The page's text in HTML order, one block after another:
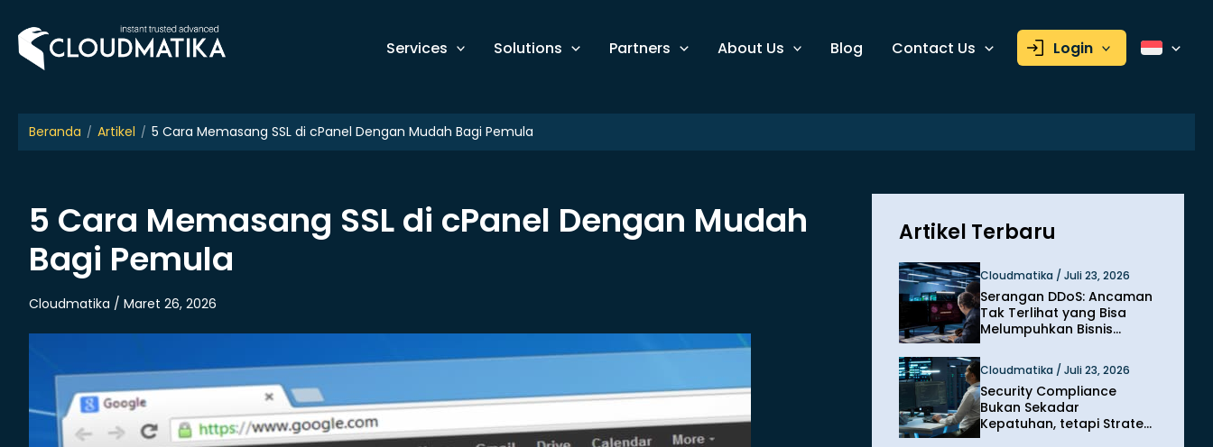
content
Services Solutions Partners About Us Blog Contact Us Login
Beranda Artikel 5 Cara Memasang SSL di cPanel Dengan Mudah Bagi Pemula
5 Cara Memasang SSL di cPanel Dengan Mudah
Bagi Pemula
Cloudmatika / Maret 26, 2026
Artikel Terbaru
Cloudmatika / Juli 23, 2026
Serangan DDoS: Ancaman
Tak Terlihat yang Bisa
Melumpuhkan Bisnis
Cloudmatika / Juli 23, 2026
Security Compliance
Bukan Sekadar
Kepatuhan, tetapi Strategi